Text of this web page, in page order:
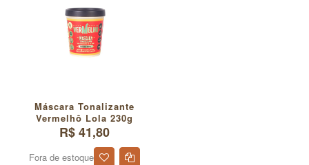
Máscara Tonalizante
Vermelhô Lola 230g
R$ 41,80
Fora de estoque